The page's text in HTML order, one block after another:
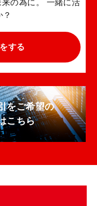
の為に。
一緒に活
する
をご希望の
こちら